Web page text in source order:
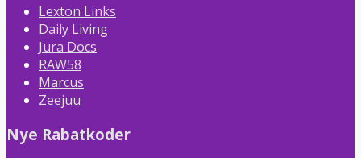
Lexton Links
Daily Living
Jura Docs
RAW58
Marcus
Zeejuu
Nye Rabatkoder